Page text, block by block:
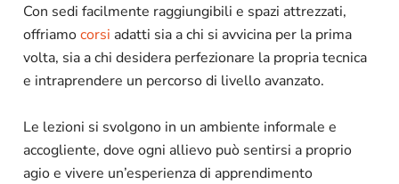
Con sedi facilmente raggiungibili e spazi attrezzati,
offriamocorsi adatti sia a chi si avvicina per la prima
volta, sia a chi desidera perfezionare la propria tecnica
e intraprendere un percorso di livello avanzato.
Le lezioni si svolgono in un ambiente informale e
accogliente, dove ogni allievo può sentirsi a proprio
agio e vivere un’esperienza di apprendimento